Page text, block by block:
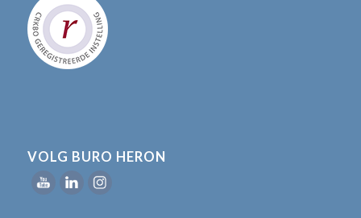
VOLG BURO HERON